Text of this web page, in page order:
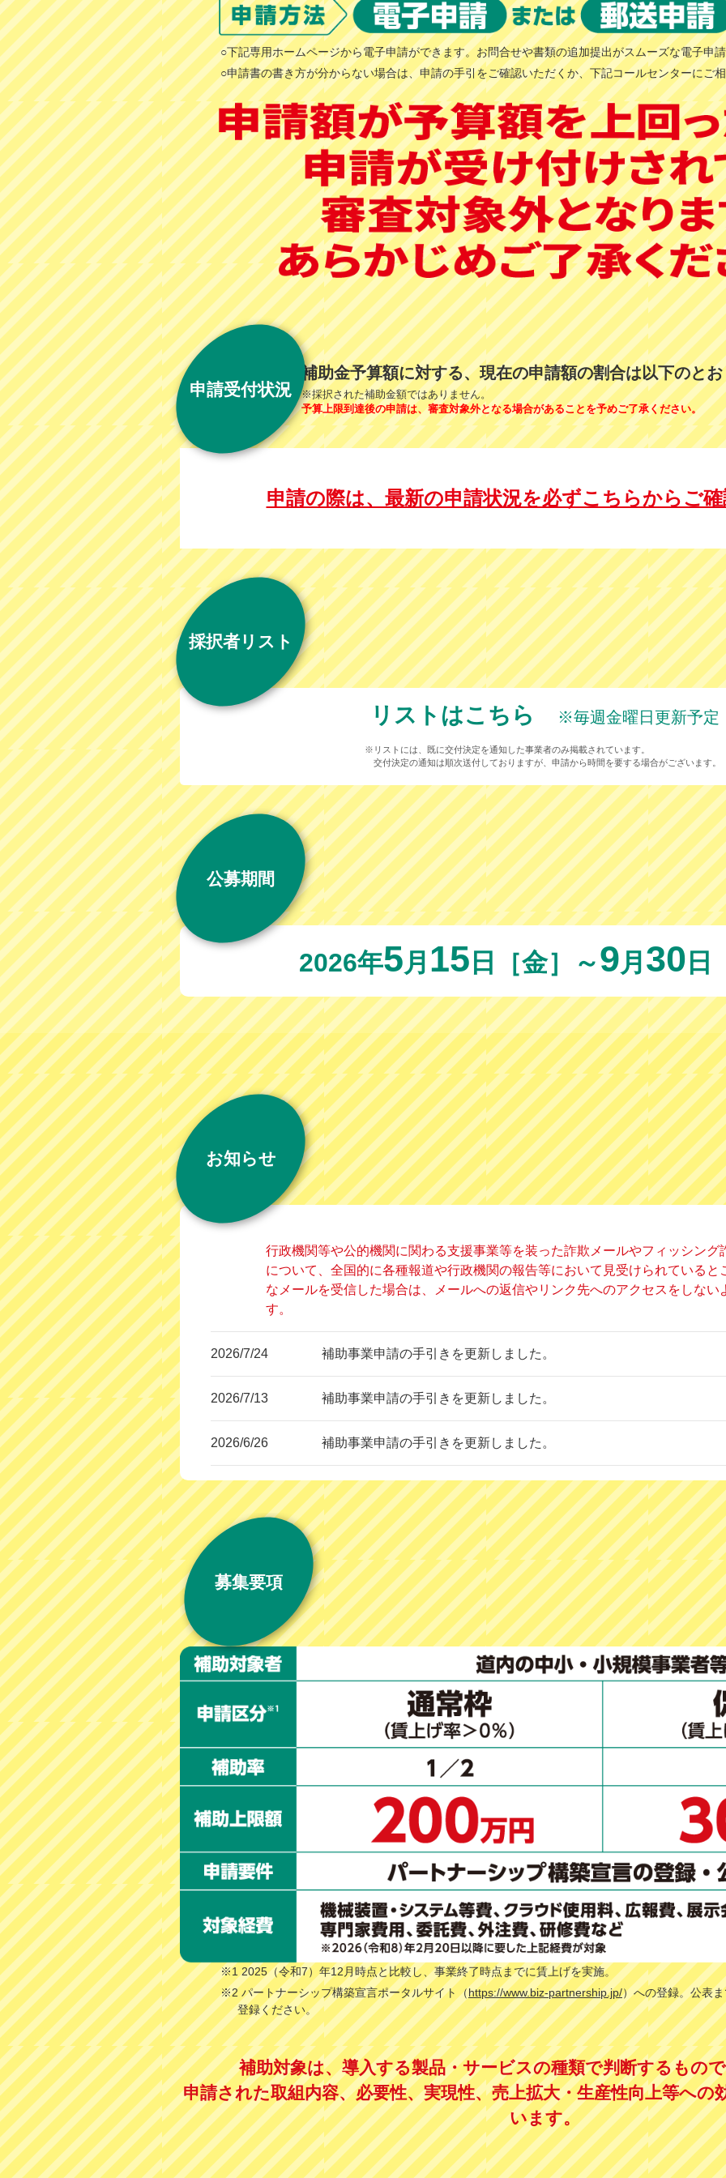
○下記専用ホームページから電子申請ができます。お問合せや書類の追加提出がスムーズな電子申
○申請書の書き方が分からない場合は、申請の手引をご確認いただくか、下記コールセンターにご
申請受付状況
補助金予算額に対する、現在の申請額の割合は以下のと
※採択された補助金額ではありません。
予算上限到達後の申請は、審査対象外となる場合があることを予めご了承ください。
申請の際は、最新の申請状況を必ずこちらからご
採択者リスト
リストはこちら ※毎週金曜日更新予定
※リストには、既に交付決定を通知した事業者のみ掲載されています。
交付決定の通知は順次送付しておりますが、申請から時間を要する場合がございます。
公募期間
2026年5月 15 日［金］ ～9月 30 日
お知らせ
行政機関等や公的機関に関わる支援事業等を装った詐欺メールやフィッシング
について、全国的に各種報道や行政機関の報告等において見受けられていると
なメールを受信した場合は、メールへの返信やリンク先へのアクセスをしない
す。
2026/7/24 補助事業申請の手引きを更新しました。
2026/7/13 補助事業申請の手引きを更新しました。
2026/6/26 補助事業申請の手引きを更新しました。
2026/6/23 補助事業申請の手引きを更新しました。
2026/6/15 電子申請の受付を開始しました。
2026/5/29 補助事業申請の手引きを更新しました。
補助事業申請の手引きを更新しました。
※対象経費から「雑役務費（アルバイト代等）」を除外
2026/5/15 WEBサイトを公開しました。
募集要項
※1 2025（令和7）年12月時点と比較し、事業終了時点までに賃上げを実施。
※2 パートナーシップ構築宣言ポータルサイト（https://www.biz-partnership.jp/）への登録。公表
登録ください。
補助対象は、導入する製品・サービスの種類で判断するもの
申請された取組内容、必要性、実現性、売上拡大・生産性向上等への
います。